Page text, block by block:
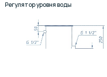
Регулятор уровня воды